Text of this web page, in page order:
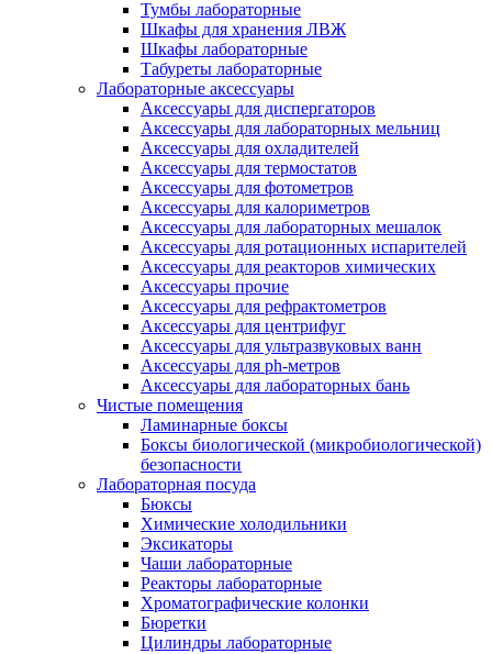
Тумбы лабораторные
Шкафы для хранения ЛВЖ
Шкафы лабораторные
Табуреты лабораторные
Лабораторные аксессуары
Аксессуары для диспергаторов
Аксессуары для лабораторных мельниц
Аксессуары для охладителей
Аксессуары для термостатов
Аксессуары для фотометров
Аксессуары для калориметров
Аксессуары для лабораторных мешалок
Аксессуары для ротационных испарителей
Аксессуары для реакторов химических
Аксессуары прочие
Аксессуары для рефрактометров
Аксессуары для центрифуг
Аксессуары для ультразвуковых ванн
Аксессуары для ph-метров
Аксессуары для лабораторных бань
Чистые помещения
Ламинарные боксы
Боксы биологической (микробиологической)
безопасности
Лабораторная посуда
Бюксы
Химические холодильники
Эксикаторы
Чаши лабораторные
Реакторы лабораторные
Хроматографические колонки
Бюретки
Цилиндры лабораторные